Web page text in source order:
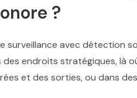
?
surveillance avec détection
des endroits stratégiques, là
et des sorties, ou dans